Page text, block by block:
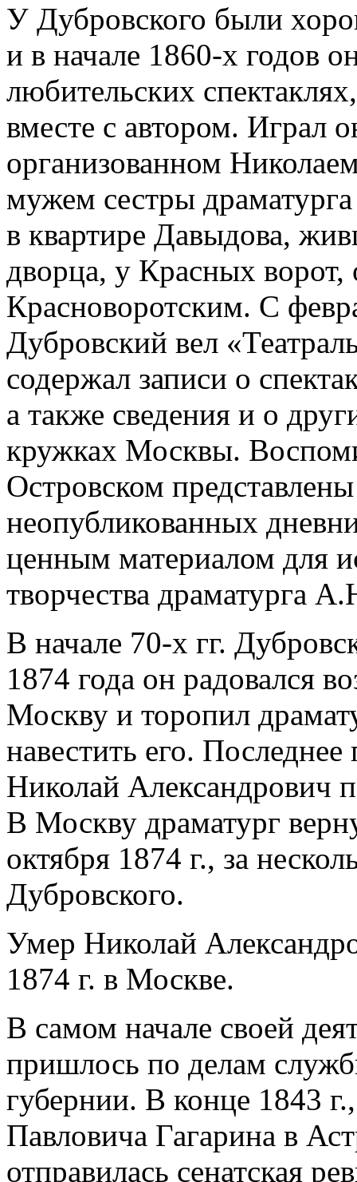
У Дубровского были
и в начале 1860-х годов
любительских
вместе с автором. Играл
организованном
мужем сестры
в квартире Давыдова,
дворца, у Красных ворот,
Красноворотским. С
Дубровский вел
содержал записи о
а также сведения и о
кружках Москвы.
Островском
неопубликованных
ценным материалом для
творчества драматурга
В начале 70-х гг.
1874 года он радовался
Москву и торопил
навестить его.
Николай Александрович
В Москву драматург
октября 1874 г., за
Дубровского.
Умер Николай
1874 г. в Москве.
В самом начале своей
пришлось по делам
губернии. В конце 1843
Павловича Гагарина в
отправилась сенатская